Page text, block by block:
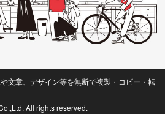
文章、デザイン等を無断で複製・コピー・転
All rights reserved.